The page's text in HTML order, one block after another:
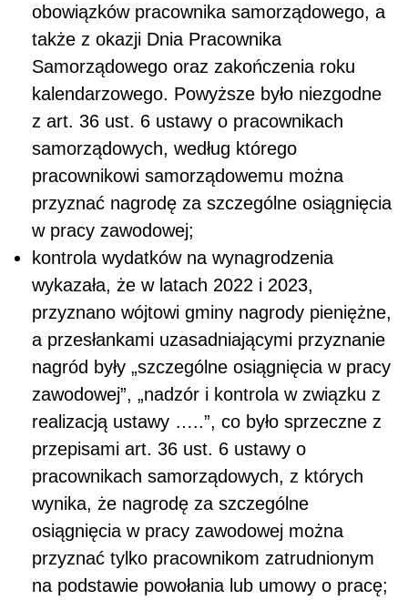
obowiązków pracownika samorządowego, a
także z okazji Dnia Pracownika
Samorządowego oraz zakończenia roku
kalendarzowego. Powyższe było niezgodne
z art. 36 ust. 6 ustawy o pracownikach
samorządowych, według którego
pracownikowi samorządowemu można
przyznać nagrodę za szczególne osiągnięcia
w pracy zawodowej;
kontrola wydatków na wynagrodzenia
wykazała, że w latach 2022 i 2023,
przyznano wójtowi gminy nagrody pieniężne,
a przesłankami uzasadniającymi przyznanie
nagród były „szczególne osiągnięcia w pracy
zawodowej”, „nadzór i kontrola w związku z
realizacją ustawy …..”, co było sprzeczne z
przepisami art. 36 ust. 6 ustawy o
pracownikach samorządowych, z których
wynika, że nagrodę za szczególne
osiągnięcia w pracy zawodowej można
przyznać tylko pracownikom zatrudnionym
na podstawie powołania lub umowy o pracę;